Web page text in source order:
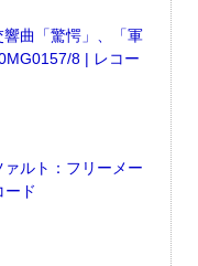
曲「驚愕」、「軍
8 | レコー
ルト：フリーメー
ード